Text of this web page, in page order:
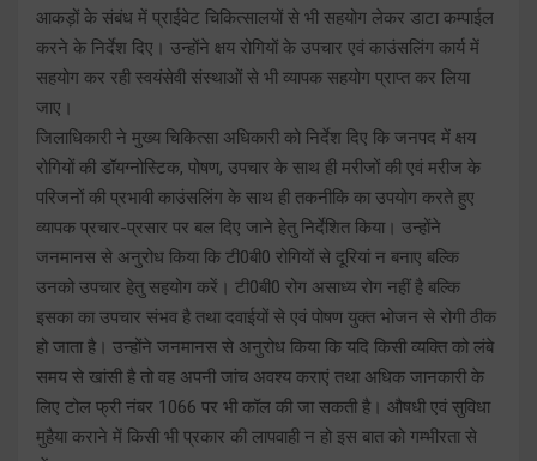
आकड़ों के संबंध में प्राईवेट चिकित्सालयों से भी सहयोग लेकर डाटा कम्पाईल
करने के निर्देश दिए। उन्होंने क्षय रोगियों के उपचार एवं काउंसलिंग कार्य में
सहयोग कर रही स्वयंसेवी संस्थाओं से भी व्यापक सहयोग प्राप्त कर लिया
जाए।
जिलाधिकारी ने मुख्य चिकित्सा अधिकारी को निर्देश दिए कि जनपद में क्षय
रोगियों की डॉयग्नोस्टिक, पोषण, उपचार के साथ ही मरीजों की एवं मरीज के
परिजनों की प्रभावी काउंसलिंग के साथ ही तकनीकि का उपयोग करते हुए
व्यापक प्रचार-प्रसार पर बल दिए जाने हेतु निर्देशित किया। उन्होंने
जनमानस से अनुरोध किया कि टी0बी0 रोगियों से दूरियां न बनाए बल्कि
उनको उपचार हेतु सहयोग करें। टी0बी0 रोग असाध्य रोग नहीं है बल्कि
इसका का उपचार संभव है तथा दवाईयों से एवं पोषण युक्त भोजन से रोगी ठीक
हो जाता है। उन्होंने जनमानस से अनुरोध किया कि यदि किसी व्यक्ति को लंबे
समय से खांसी है तो वह अपनी जांच अवश्य कराएं तथा अधिक जानकारी के
लिए टोल फ्री नंबर 1066 पर भी कॉल की जा सकती है। औषधी एवं सुविधा
मुहैया कराने में किसी भी प्रकार की लापवाही न हो इस बात को गम्भीरता से